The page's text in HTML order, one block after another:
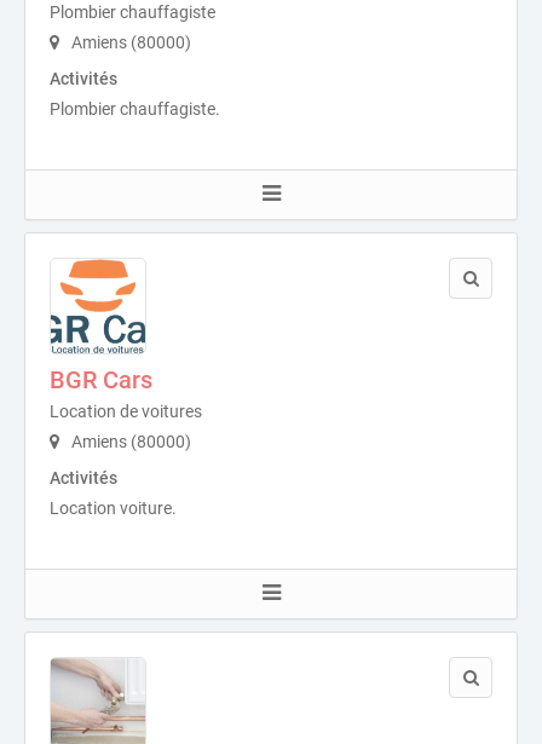
Plombier chauffagiste
Amiens (80000)
Activités
Plombier chauffagiste.
BGR Cars
Location de voitures
Amiens (80000)
Activités
Location voiture.